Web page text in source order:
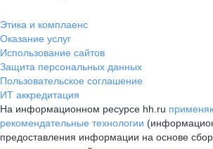
Этика и комплаенс
Оказание услуг
Использование сайтов
Защита персональных данных
Пользовательское соглашение
ИТ аккредитация
На информационном ресурсе hh.ru
рекомендательные технологии
предоставления информации на основе